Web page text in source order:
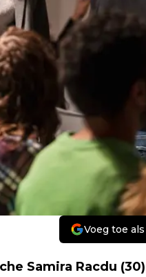
Voeg toe
Samira Racdu